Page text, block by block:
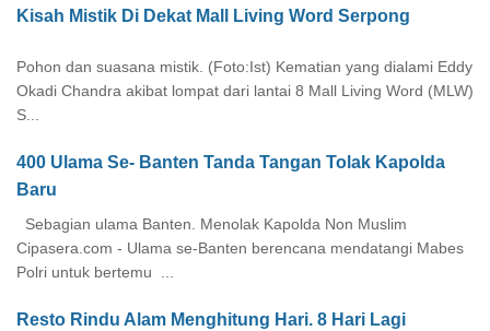
Kisah Mistik Di Dekat Mall Living Word Serpong
Pohon dan suasana mistik. (Foto:Ist) Kematian yang dialami Eddy
Okadi Chandra akibat lompat dari lantai 8 Mall Living Word (MLW)
S...
400 Ulama Se- Banten Tanda Tangan Tolak Kapolda
Baru
Sebagian ulama Banten. Menolak Kapolda Non Muslim
Cipasera.com - Ulama se-Banten berencana mendatangi Mabes
Polri untuk bertemu ...
Resto Rindu Alam Menghitung Hari. 8 Hari Lagi